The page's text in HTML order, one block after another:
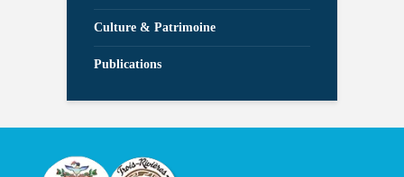
Culture & Patrimoine
Publications